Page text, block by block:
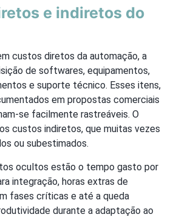
e indiretos do
custos diretos da automação, a
de softwares, equipamentos,
e suporte técnico. Esses itens,
em propostas comerciais
se facilmente rastreáveis. O
custos indiretos, que muitas vezes
ou subestimados.
ocultos estão o tempo gasto por
integração, horas extras de
fases críticas e até a queda
durante a adaptação ao